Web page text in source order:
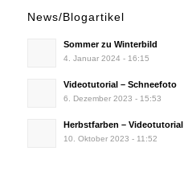
News/Blogartikel
Sommer zu Winterbild
4. Januar 2024 - 16:15
Videotutorial – Schneefoto
6. Dezember 2023 - 15:53
Herbstfarben – Videotutorial
10. Oktober 2023 - 11:52